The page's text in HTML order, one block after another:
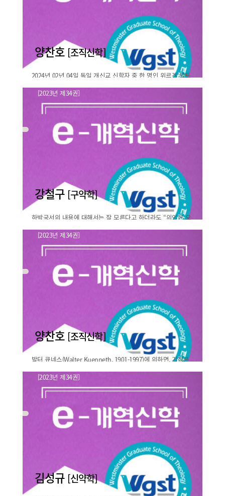
바로보기
양찬호 [조직신학]
2024년 02년 04일 독일 개신교 신학자 중 한 명인 위르겐 몰트
만의 서거가 전 세계에 울려 퍼졌다. 그는 한 작은 독일 마을에
서 태어나 척박한 세계대전의 상황 가운데서 하나님께 울부짓
는 소위 무신론적 저항..
성도의 삶, 몰트만을 회상하며
바로보기
[2023년 제34권]
강철구 [구약학]
하박국서의 내용에 대해서는 잘 모른다고 하더라도 “의인은 오
직 믿음으로 살리라”는 문장을 모르는 사람은 없을 것이다. 사
도바울이 인용했고, 루터 신학의 핵심을 이루는 이 문장이 바로
하박국 2:4의 말씀이다. ..
선지자 하박국의 ‘하나님의 공의’와
‘기다림’에 대하여
바로보기
[2023년 제34권]
양찬호 [조직신학]
발터 큐네스(Walter Kuenneth, 1901-1997)에 의하면, 기적은
신학적이며 동시에 변증적 시각에서 다루어져야 한다. Walter
Kuenneth, Das Wunder als..
기적에 대한 현대적 고찰: 칼 하임
(Karl Heim, ..
바로보기
[2023년 제34권]
김성규 [신약학]